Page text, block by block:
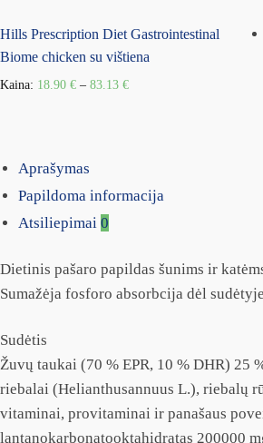
Hills Prescription Diet Gastrointestinal
Biome chicken su vištiena
Kaina: 18.90 € – 83.13 €
Aprašymas
Papildoma informacija
Atsiliepimai 0
Dietinis pašaro papildas šunims ir
Sumažėja fosforo absorbcija dėl
Sudėtis
Žuvų taukai (70 % EPR, 10 % DHR)
riebalai (Helianthusannuus L.), riebalų
vitaminai, provitaminai ir panašaus
lantanokarbonatooktahidratas 200000